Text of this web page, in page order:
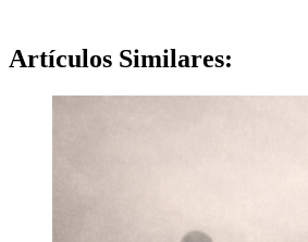
Artículos Similares: